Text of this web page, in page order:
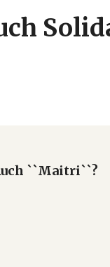
``Maitri``?